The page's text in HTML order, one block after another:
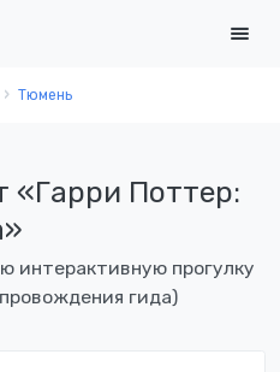
Тюмень
«Гарри Поттер:
интерактивную прогулку
гида)